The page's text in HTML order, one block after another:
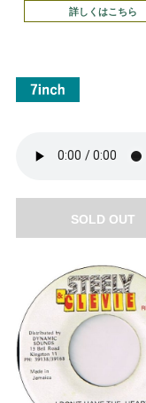
詳しくはこちら
SOLD OUT